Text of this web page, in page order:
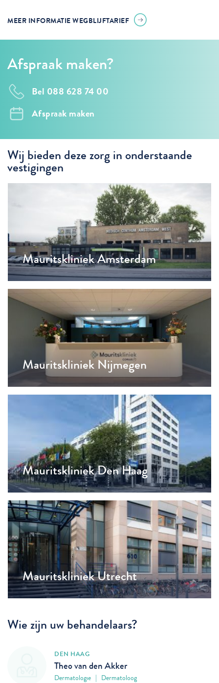
MEER INFORMATIE WEGBLIJFTARIEF
Afspraak maken?
Bel 088 628 74 00
Afspraak maken
Wij bieden deze zorg in onderstaande
vestigingen
Mauritskliniek Amsterdam
Mauritskliniek Nijmegen
Mauritskliniek Den Haag
Mauritskliniek Utrecht
Wie zijn uw behandelaars?
DEN HAAG
Theo van den Akker
Dermatologie | Dermatoloog